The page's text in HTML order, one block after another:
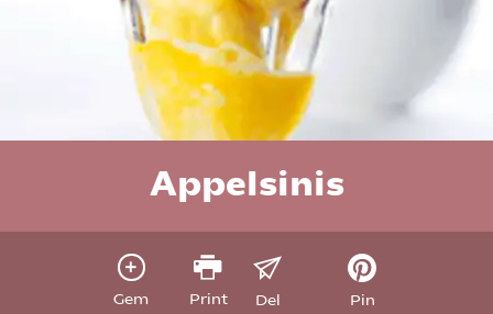
Appelsinis
Gem Print Del Pin